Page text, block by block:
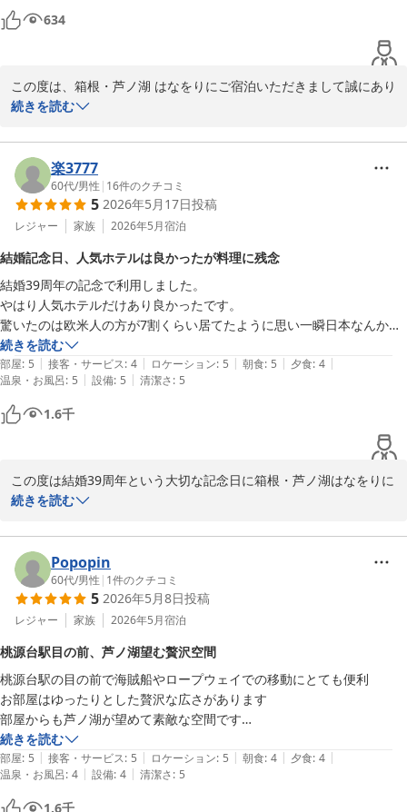
桃源台からのアクセスもよく入り口からのアプローチの緑と紫陽花が
ステキでした！
634
この度は、箱根・芦ノ湖 はなをりにご宿泊いただきまして誠にあり
がとうございます。
当館のビュッフェをお楽しみいただけた様子が伺え、大変安心いた
しました。
今後もお客様のご期待にお応えできるよう、スタッフ一同努力して
まいります。
またのお越しを心よりお待ちしております。
2026-07-04
続きを読む
楽3777
60代/男性 | 16件のクチコミ
5 2026年5月17日投稿
レジャー 家族 2026年5月宿泊
結婚記念日、人気ホテルは良かったが料理に残念
結婚39周年の記念で利用しました。
やはり人気ホテルだけあり良かったです。
驚いたのは欧米人の方が7割くらい居てたように思い一瞬日本なんかな
ぁと思えました笑
残念なのは外国の方を意識されてなのか分かりませんが料理が偏ってた
ように思います
特に私は海老・蟹の甲殻アレルギーなので海老を使った料理が圧倒的に
多く食べるメニューが限られたのは残念でした。
続きを読む
部屋: 5 | 接客・サービス: 4 | ロケーション: 5 | 朝食: 5 | 夕食: 4 |
温泉・お風呂: 5 | 設備: 5 | 清潔さ: 5
1.6千
この度は結婚39周年という大切な記念日に箱根・芦ノ湖はなをりに
ご宿泊いただき誠にありがとうございます。
変嬉しく思っております。また、多くの海外のお客様がご滞在され
る中で、特別な時間をお過ごしいただけたとのお言葉も光栄でござ
います。
しかしながら、お料理につきましてはご期待に添うことができず、
心よりお詫び申し上げます。貴重なご意見をお寄せいただき、誠に
また記念日などの特別な機会にお選びいただけるホテルを目指して
まいります。
箱根・芦ノ湖 はなをり（オリックスホテルズ＆リゾーツ）
2026-05-18
続きを読む
Popopin
60代/男性 | 1件のクチコミ
5 2026年5月8日投稿
レジャー 家族 2026年5月宿泊
桃源台駅目の前、芦ノ湖望む贅沢空間
桃源台駅の目の前で海賊船やロープウェイでの移動にとても便利
お部屋はゆったりとした贅沢な広さがあります
部屋からも芦ノ湖が望めて素敵な空間です
ロビー前に足湯や映え写真スポットがあり、ホテル内でも十分楽しめま
す
接客は皆さんとても丁寧な印象でした
オススメしたいホテルです
続きを読む
部屋: 5 | 接客・サービス: 5 | ロケーション: 5 | 朝食: 4 | 夕食: 4 |
温泉・お風呂: 4 | 設備: 4 | 清潔さ: 5
1.6千